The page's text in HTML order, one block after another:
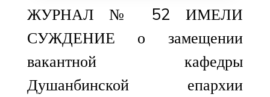
ЖУРНАЛ № 52 ИМЕЛИ
СУЖДЕНИЕ о замещении
вакантной кафедры
Душанбинской епархии